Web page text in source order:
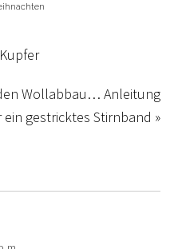
Wollabbau… Anleitung
ein gestricktes Stirnband »